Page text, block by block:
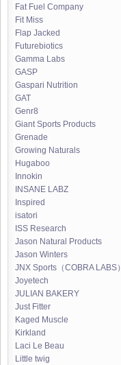
Fat Fuel Company
Fit Miss
Flap Jacked
Futurebiotics
Gamma Labs
GASP
Gaspari Nutrition
GAT
Genr8
Giant Sports Products
Grenade
Growing Naturals
Hugaboo
Innokin
INSANE LABZ
Inspired
isatori
ISS Research
Jason Natural Products
Jason Winters
JNX Sports（COBRA LABS）
Joyetech
JULIAN BAKERY
Just Fitter
Kaged Muscle
Kirkland
Laci Le Beau
Little twig